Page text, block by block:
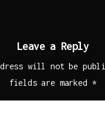
Leave a Reply
will not be
fields are marked *